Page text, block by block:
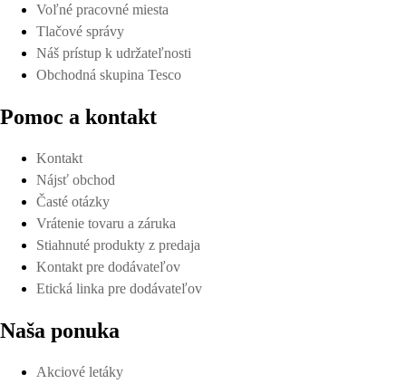
Voľné pracovné miesta
Tlačové správy
Náš prístup k udržateľnosti
Obchodná skupina Tesco
Pomoc a kontakt
Kontakt
Nájsť obchod
Časté otázky
Vrátenie tovaru a záruka
Stiahnuté produkty z predaja
Kontakt pre dodávateľov
Etická linka pre dodávateľov
Naša ponuka
Akciové letáky